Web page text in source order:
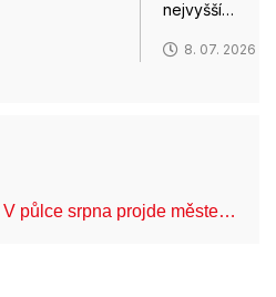
nejvyšší…
8. 07. 2026
půlce srpna projde měste…